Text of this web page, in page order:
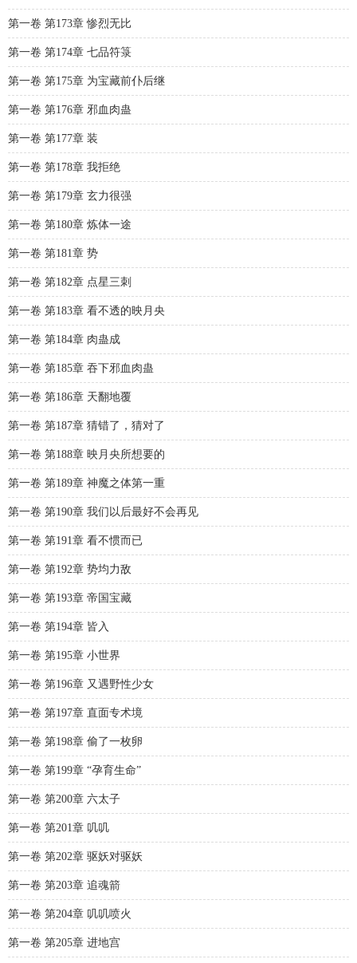
第一卷 第173章 惨烈无比
第一卷 第174章 七品符箓
第一卷 第175章 为宝藏前仆后继
第一卷 第176章 邪血肉蛊
第一卷 第177章 装
第一卷 第178章 我拒绝
第一卷 第179章 玄力很强
第一卷 第180章 炼体一途
第一卷 第181章 势
第一卷 第182章 点星三刺
第一卷 第183章 看不透的映月央
第一卷 第184章 肉蛊成
第一卷 第185章 吞下邪血肉蛊
第一卷 第186章 天翻地覆
第一卷 第187章 猜错了，猜对了
第一卷 第188章 映月央所想要的
第一卷 第189章 神魔之体第一重
第一卷 第190章 我们以后最好不会再见
第一卷 第191章 看不惯而已
第一卷 第192章 势均力敌
第一卷 第193章 帝国宝藏
第一卷 第194章 皆入
第一卷 第195章 小世界
第一卷 第196章 又遇野性少女
第一卷 第197章 直面专术境
第一卷 第198章 偷了一枚卵
第一卷 第199章 “孕育生命”
第一卷 第200章 六太子
第一卷 第201章 叽叽
第一卷 第202章 驱妖对驱妖
第一卷 第203章 追魂箭
第一卷 第204章 叽叽喷火
第一卷 第205章 进地宫